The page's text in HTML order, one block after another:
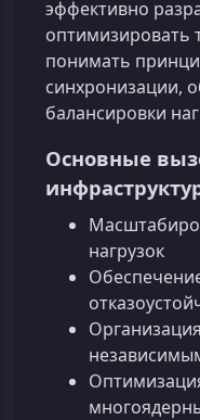
эффективно
оптимизировать
понимать
синхронизации,
балансировки
Основные
нагрузок